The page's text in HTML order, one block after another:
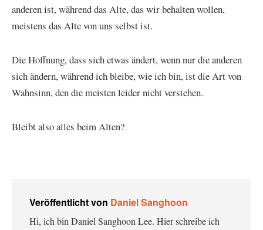
anderen ist, während das Alte, das wir behalten wollen,
meistens das Alte von uns selbst ist.
Die Hoffnung, dass sich etwas ändert, wenn nur die anderen
sich ändern, während ich bleibe, wie ich bin, ist die Art von
Wahnsinn, den die meisten leider nicht verstehen.
Bleibt also alles beim Alten?
Veröffentlicht von Daniel Sanghoon
Hi, ich bin Daniel Sanghoon Lee. Hier schreibe ich